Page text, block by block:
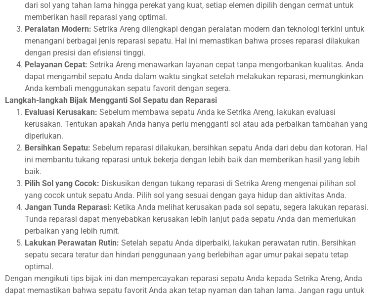
dari sol yang tahan lama hingga perekat yang kuat, setiap elemen dipilih dengan cermat untuk
memberikan hasil reparasi yang optimal.
Peralatan Modern: Setrika Areng dilengkapi dengan peralatan modern dan teknologi terkini untuk
menangani berbagai jenis reparasi sepatu. Hal ini memastikan bahwa proses reparasi dilakukan
dengan presisi dan efisiensi tinggi.
Pelayanan Cepat: Setrika Areng menawarkan layanan cepat tanpa mengorbankan kualitas. Anda
dapat mengambil sepatu Anda dalam waktu singkat setelah melakukan reparasi, memungkinkan
Anda kembali menggunakan sepatu favorit dengan segera.
Langkah-langkah Bijak Mengganti Sol Sepatu dan Reparasi
Evaluasi Kerusakan: Sebelum membawa sepatu Anda ke Setrika Areng, lakukan evaluasi
kerusakan. Tentukan apakah Anda hanya perlu mengganti sol atau ada perbaikan tambahan yang
diperlukan.
Bersihkan Sepatu: Sebelum reparasi dilakukan, bersihkan sepatu Anda dari debu dan kotoran. Hal
ini membantu tukang reparasi untuk bekerja dengan lebih baik dan memberikan hasil yang lebih
baik.
Pilih Sol yang Cocok: Diskusikan dengan tukang reparasi di Setrika Areng mengenai pilihan sol
yang cocok untuk sepatu Anda. Pilih sol yang sesuai dengan gaya hidup dan aktivitas Anda.
Jangan Tunda Reparasi: Ketika Anda melihat kerusakan pada sol sepatu, segera lakukan reparasi.
Tunda reparasi dapat menyebabkan kerusakan lebih lanjut pada sepatu Anda dan memerlukan
perbaikan yang lebih rumit.
Lakukan Perawatan Rutin: Setelah sepatu Anda diperbaiki, lakukan perawatan rutin. Bersihkan
sepatu secara teratur dan hindari penggunaan yang berlebihan agar umur pakai sepatu tetap
optimal.
Dengan mengikuti tips bijak ini dan mempercayakan reparasi sepatu Anda kepada Setrika Areng, Anda
dapat memastikan bahwa sepatu favorit Anda akan tetap nyaman dan tahan lama. Jangan ragu untuk